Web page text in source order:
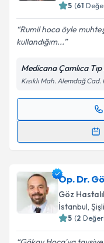
Kişisel
Metni
5 (61
Rumil hoca öyle
kullandığım...
Medicana Çamlıca
Kısıklı Mah. Alemdağ Cad.
Randevu
takvim
E-posta
Op. Dr.
Göz
İstanbul, Şişli
5 (2